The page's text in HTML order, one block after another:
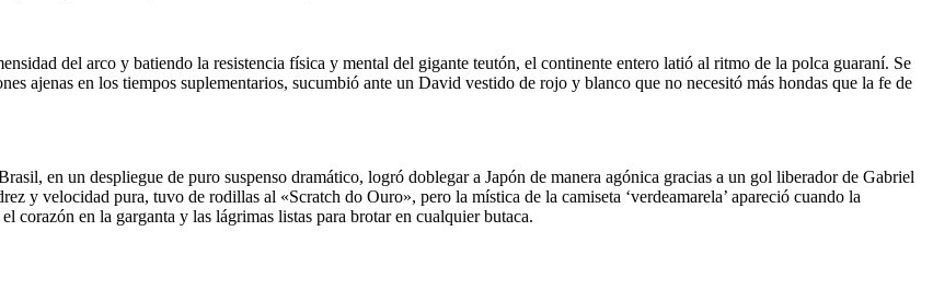
del arco y batiendo la resistencia física y mental del gigante teutón, el continente entero latió al ritmo de la polca guaraní. Se
ajenas en los tiempos suplementarios, sucumbió ante un David vestido de rojo y blanco que no necesitó más hondas que la fe de
en un despliegue de puro suspenso dramático, logró doblegar a Japón de manera agónica gracias a un gol liberador de Gabriel
y velocidad pura, tuvo de rodillas al «Scratch do Ouro», pero la mística de la camiseta ‘verdeamarela’ apareció cuando la
corazón en la garganta y las lágrimas listas para brotar en cualquier butaca.